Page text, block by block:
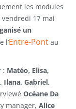
les modules
17 mai
un
l’Entre-Pont au
: Matéo, Elisa,
Ilana, Gabriel,
Océane Da
manager, Alice